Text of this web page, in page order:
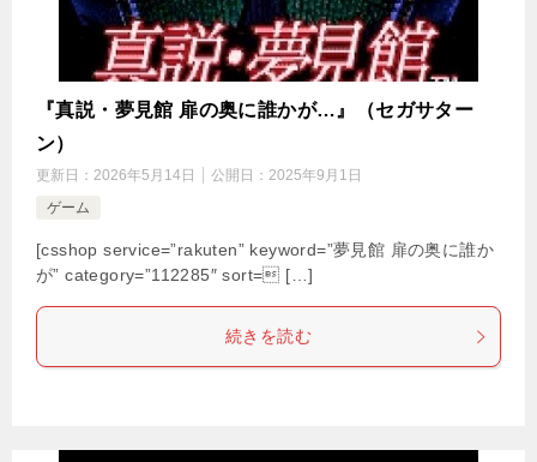
『真説・夢見館 扉の奥に誰かが…』（セガサター
ン）
更新日： 2026年5月14日 公開日： 2025年9月1日
ゲーム
[csshop service=”rakuten” keyword=”夢見館 扉の奥に誰か
が” category=”112285″ sort= […]
続きを読む